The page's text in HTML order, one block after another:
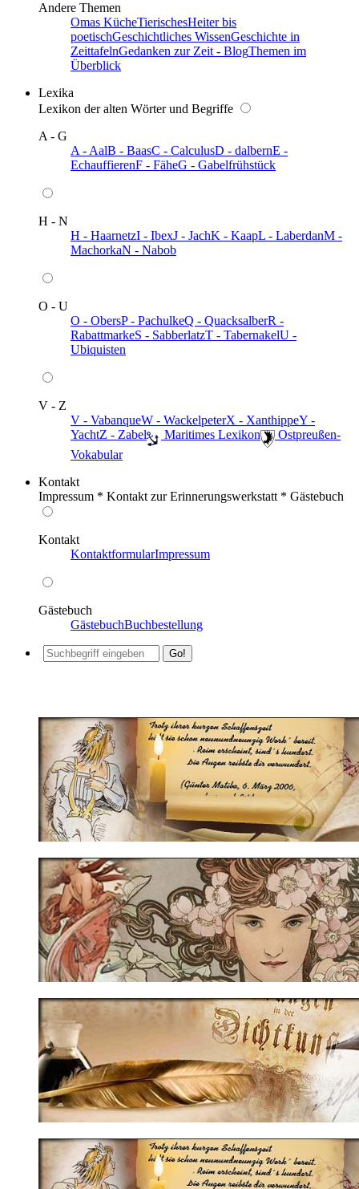
Andere Themen
Omas KücheTierischesHeiter bis
poetischGeschichtliches WissenGeschichte in
ZeittafelnGedanken zur Zeit - BlogThemen im
Überblick
Lexika
Lexikon der alten Wörter und Begriffe
A - G
A - AalB - BaasC - CalculusD - dalbernE -
EchauffierenF - FäheG - Gabelfrühstück
H - N
H - HaarnetzI - IbexJ - JachK - KaapL - LaberdanM -
MachorkaN - Nabob
O - U
O - ObersP - PachulkeQ - QuacksalberR -
RabattmarkeS - SabberlatzT - TabernakelU -
Ubiquisten
V - Z
V - VabanqueW - WackelpeterX - XanthippeY -
YachtZ - Zabel ️ Maritimes Lexikon
️ Ostpreußen-
Vokabular
Kontakt
Impressum * Kontakt zur Erinnerungswerkstatt * Gästebuch
Kontakt
KontaktformularImpressum
Gästebuch
GästebuchBuchbestellung